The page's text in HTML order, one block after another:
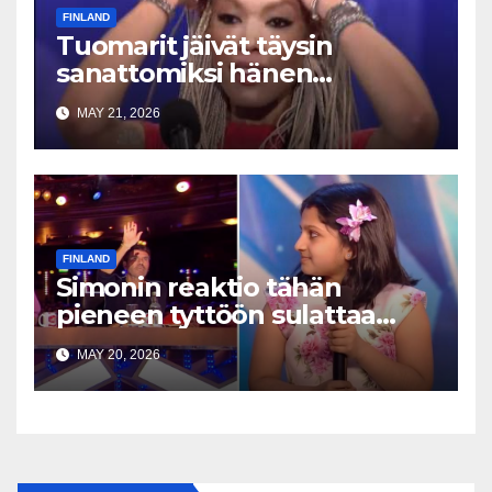
FINLAND
Tuomarit jäivät täysin
sanattomiksi hänen
esityksensä jälkeen
MAY 21, 2026
FINLAND
Simonin reaktio tähän
pieneen tyttöön sulattaa
sydämiä kaikkialla
MAY 20, 2026